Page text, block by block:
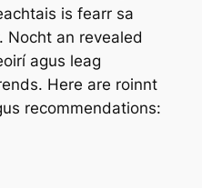
is fearr sa
Nocht an revealed
agus leag
Here are roinnt
recommendations: